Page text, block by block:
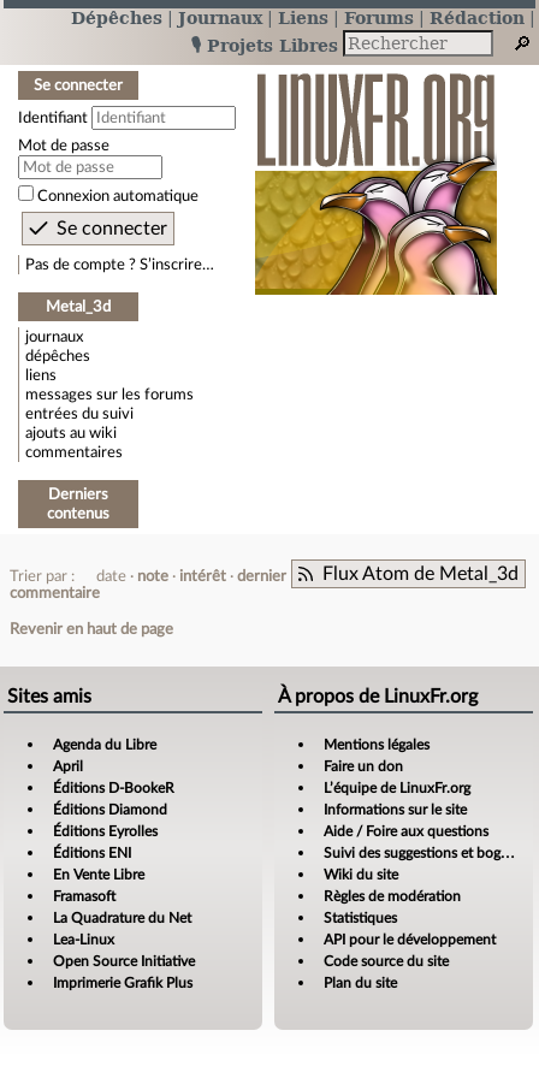
Dépêches Journaux Liens Forums
Rédaction
🎙️ Projets Libres
Se connecter
Identifiant
Mot de passe
Connexion automatique
Pas de compte ? S’inscrire…
Metal_3d
journaux
dépêches
liens
messages sur les forums
entrées du suivi
ajouts au wiki
commentaires
Derniers
contenus
Flux Atom de Metal_3d
Trier par : date note intérêt
dernier
commentaire
Revenir en haut de page
Sites amis
Agenda du Libre
April
Éditions D-BookeR
Éditions Diamond
Éditions Eyrolles
Éditions ENI
En Vente Libre
Framasoft
La Quadrature du Net
Lea-Linux
Open Source Initiative
Imprimerie Grafik Plus
À propos de LinuxFr.org
Mentions légales
Faire un don
L’équipe de LinuxFr.org
Informations sur le site
Aide / Foire aux questions
Suivi des suggestions et bogues
Wiki du site
Règles de modération
Statistiques
API pour le développement
Code source du site
Plan du site